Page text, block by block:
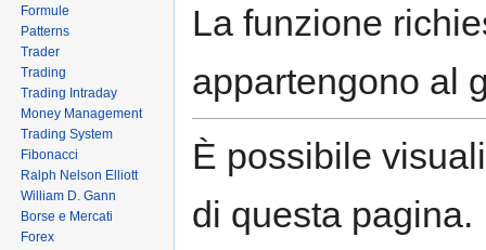
La funzione
appartengono al
È possibile
di questa pagina.
Formule
Patterns
Trader
Trading
Trading Intraday
Money Management
Trading System
Fibonacci
Ralph Nelson Elliott
William D. Gann
Borse e Mercati
Forex